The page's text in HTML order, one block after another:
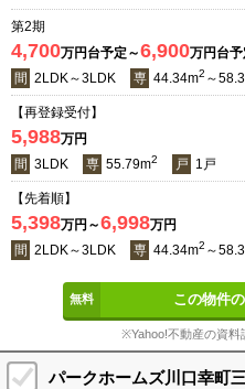
第2期
4,700万円台予定～6,900万円台
間 2LDK～3LDK 専 44.34m2 ～
【再登録受付】
5,988万円
間 3LDK 専 55.79m2 戸 1戸
【先着順】
5,398万円～6,998万円
間 2LDK～3LDK 専 44.34m2 ～
この物件
※Yahoo!不動産の資料
パークホームズ川口幸町